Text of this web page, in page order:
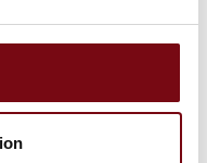
specielt udviklet
er krav om høj
e